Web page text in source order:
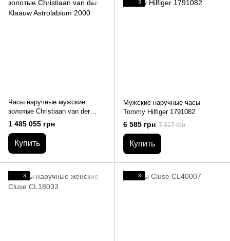
Часы наручные мужские
золотые Christiaan van der
Klaauw Astrolabium 2000
1 485 055 грн
Купить
3
Мужские наручные часы
Tommy Hilfiger 1791082
6 585 грн 7 317 грн
Купить
3 3